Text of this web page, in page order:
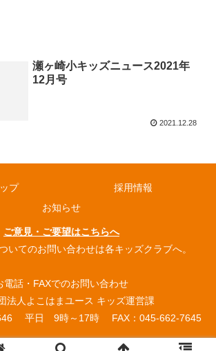
瀬ヶ崎小キッズニュース2021年
12月号
2021.12.28
プ
採用情報
お知らせ
ご意見・ご要望はこちらへ
いてのお問い合わせは各キッズクラブへ。
電話・FAXでのお問い合わせ
法人よこはまユース キッズ運営課
平日 9時～17時 FAX：045-662-7645